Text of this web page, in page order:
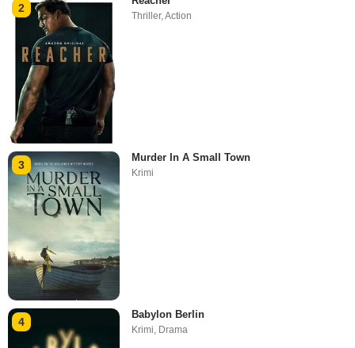
2
Thriller,Action
3
Murder In A Small Town
Krimi
4
Babylon Berlin
Krimi, Drama